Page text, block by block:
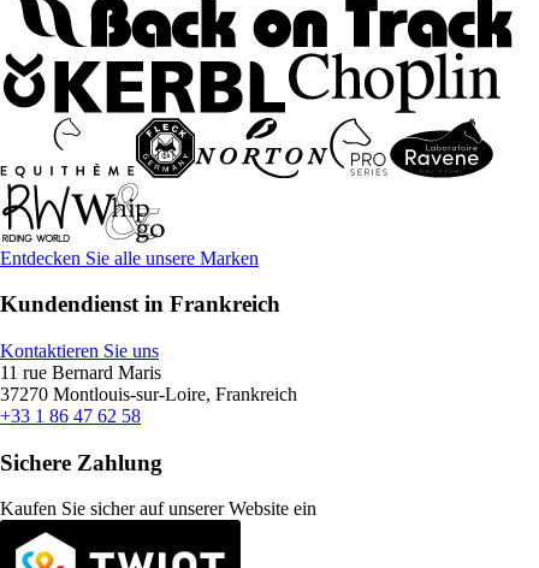
Entdecken Sie alle unsere Marken
Kundendienst in Frankreich
Kontaktieren Sie uns
11 rue Bernard Maris
37270 Montlouis-sur-Loire, Frankreich
+33 1 86 47 62 58
Sichere Zahlung
Kaufen Sie sicher auf unserer Website ein